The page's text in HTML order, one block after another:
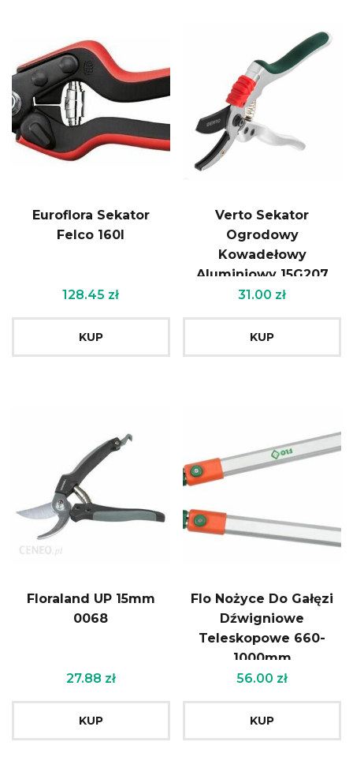
Euroflora Sekator
Felco 160l
128.45 zł
KUP
Verto Sekator
Ogrodowy
Kowadełowy
Aluminiowy 15G207
31.00 zł
KUP
Floraland UP 15mm
0068
27.88 zł
KUP
Flo Nożyce Do Gałęzi
Dźwigniowe
Teleskopowe 660-
1000mm
56.00 zł
KUP